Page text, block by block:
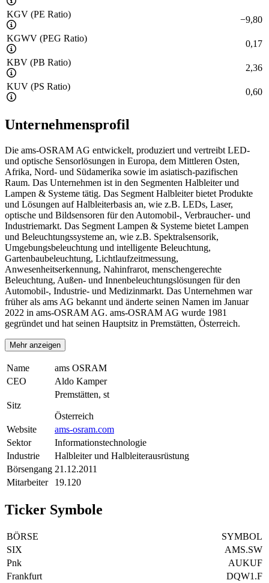
KGV (PE Ratio)
−9,80
KGWV (PEG Ratio)
0,17
KBV (PB Ratio)
2,36
KUV (PS Ratio)
0,60
Unternehmensprofil
Die ams-OSRAM AG entwickelt, produziert und vertreibt LED-
und optische Sensorlösungen in Europa, dem Mittleren Osten,
Afrika, Nord- und Südamerika sowie im asiatisch-pazifischen
Raum. Das Unternehmen ist in den Segmenten Halbleiter und
Lampen & Systeme tätig. Das Segment Halbleiter bietet Produkte
und Lösungen auf Halbleiterbasis an, wie z.B. LEDs, Laser,
optische und Bildsensoren für den Automobil-, Verbraucher- und
Industriemarkt. Das Segment Lampen & Systeme bietet Lampen
und Beleuchtungssysteme an, wie z.B. Spektralsensorik,
Umgebungsbeleuchtung und intelligente Beleuchtung,
Gartenbaubeleuchtung, Lichtlaufzeitmessung,
Anwesenheitserkennung, Nahinfrarot, menschengerechte
Beleuchtung, Außen- und Innenbeleuchtungslösungen für den
Automobil-, Industrie- und Medizinmarkt. Das Unternehmen war
früher als ams AG bekannt und änderte seinen Namen im Januar
2022 in ams-OSRAM AG. ams-OSRAM AG wurde 1981
gegründet und hat seinen Hauptsitz in Premstätten, Österreich.
Mehr anzeigen
Name
ams OSRAM
CEO
Aldo Kamper
Sitz
Premstätten, st
Österreich
Website
ams-osram.com
Sektor
Informationstechnologie
Industrie
Halbleiter und Halbleiterausrüstung
Börsengang 21.12.2011
Mitarbeiter
19.120
Ticker Symbole
BÖRSE
SYMBOL
SIX
AMS.SW
Pnk
AUKUF
Frankfurt
DQW1.F